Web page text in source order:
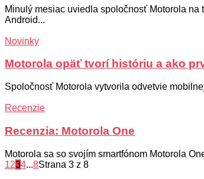
Minulý mesiac uviedla spoločnosť Motorola
Android...
Novinky
Motorola opäť tvorí históriu a ako
Spoločnosť Motorola vytvorila odvetvie
Recenzie
Recenzia: Motorola One
Motorola sa so svojím smartfónom Motorola
1234...8Strana 3 z 8